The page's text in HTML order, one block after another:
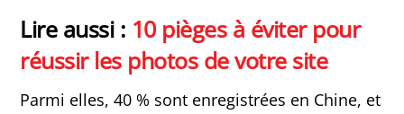
Lire aussi : 10 pièges à éviter pour
réussir les photos de votre site
Parmi elles, 40 % sont enregistrées en Chine, et